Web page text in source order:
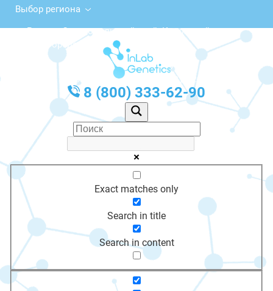
Выбор региона
Россия, Ставропольский край, Кировский
городской округ, Новопавловск
с 10:00 до 20:00
График работы: Пн-Пт с 10:00 до 20:00
8 (800) 333-62-90
Exact matches only
Search in title
Search in content